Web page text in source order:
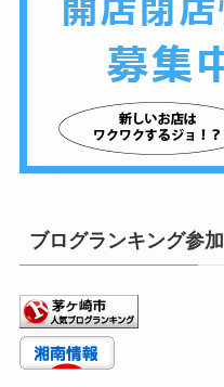
ブログランキング参